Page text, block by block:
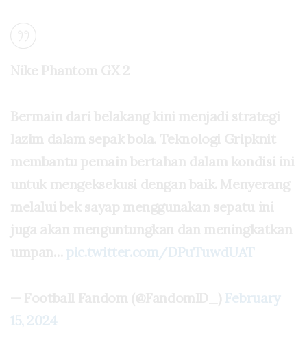
pic.twitter.com/DPuTuwdUAT
February
15, 2024